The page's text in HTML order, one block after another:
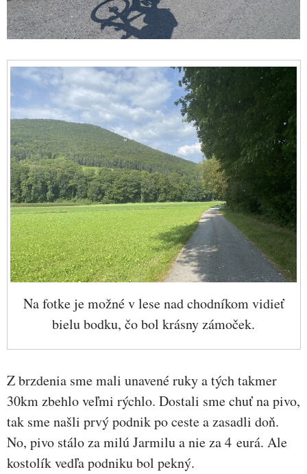
Na fotke je možné v lese nad chodníkom vidieť
bielu bodku, čo bol krásny zámoček.
Z brzdenia sme mali unavené ruky a tých takmer
30km zbehlo veľmi rýchlo. Dostali sme chuť na pivo,
tak sme našli prvý podnik po ceste a zasadli doň.
No, pivo stálo za milú Jarmilu a nie za 4 eurá. Ale
kostolík vedľa podniku bol pekný.